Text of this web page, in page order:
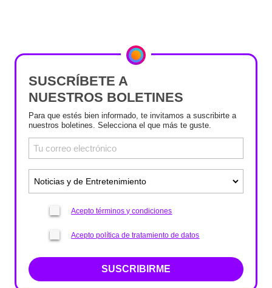
SUSCRÍBETE A
NUESTROS BOLETINES
Para que estés bien informado, te invitamos a suscribirte a
nuestros boletines. Selecciona el que más te guste.
Acepto términos y condiciones
Acepto política de tratamiento de datos
SUSCRIBIRME